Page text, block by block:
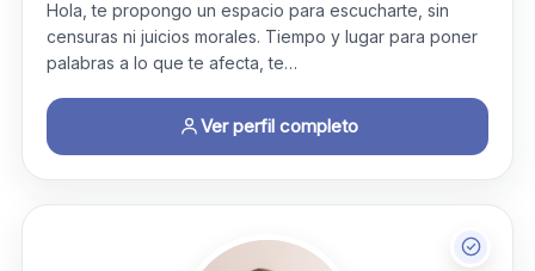
Hola, te propongo un espacio para escucharte, sin
censuras ni juicios morales. Tiempo y lugar para poner
palabras a lo que te afecta, te…
Ver perfil completo